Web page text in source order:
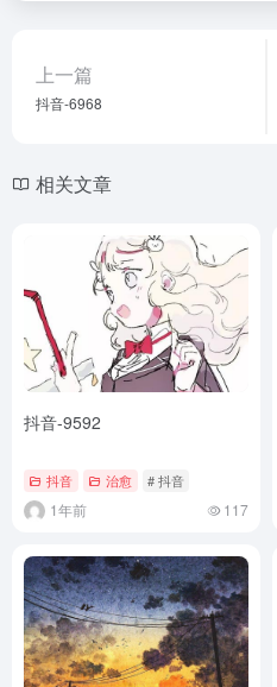
上一篇
抖音-6968
相关文章
抖音-9592
抖音 治愈 # 抖音
1年前 117